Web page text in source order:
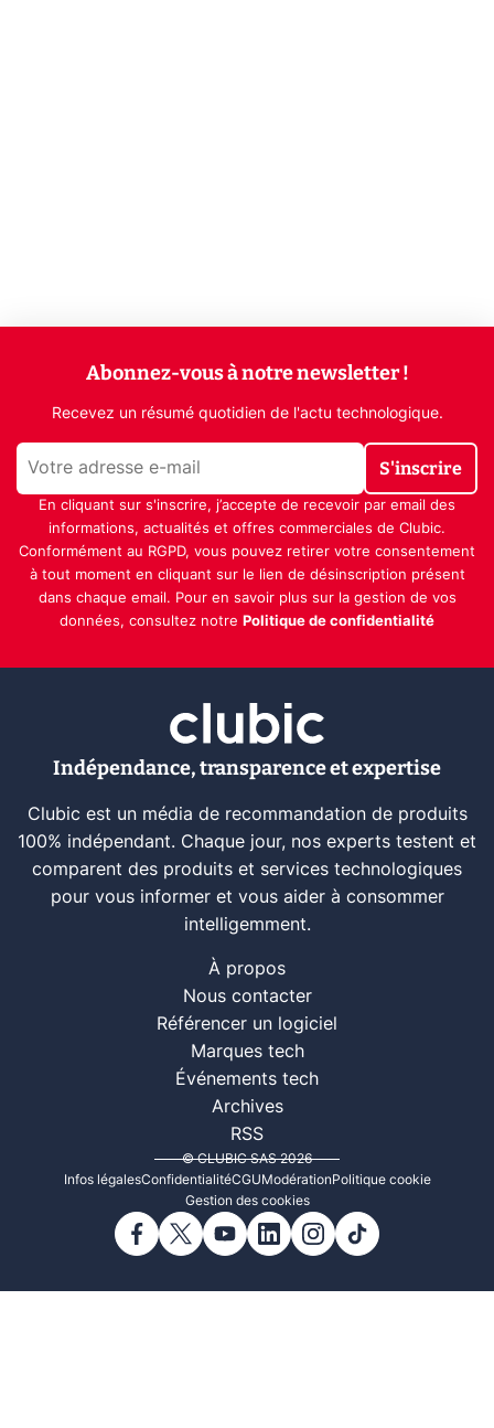
Abonnez-vous à notre newsletter !
Recevez un résumé quotidien de l'actu technologique.
S'inscrire
En cliquant sur s'inscrire, j’accepte de recevoir par email des
informations, actualités et offres commerciales de Clubic.
Conformément au RGPD, vous pouvez retirer votre consentement
à tout moment en cliquant sur le lien de désinscription présent
dans chaque email. Pour en savoir plus sur la gestion de vos
données, consultez notre Politique de confidentialité
Indépendance, transparence et expertise
Clubic est un média de recommandation de produits
100% indépendant. Chaque jour, nos experts testent et
comparent des produits et services technologiques
pour vous informer et vous aider à consommer
intelligemment.
À propos
Nous contacter
Référencer un logiciel
Marques tech
Événements tech
Archives
RSS
© CLUBIC SAS 2026
Infos légalesConfidentialitéCGUModérationPolitique cookie
Gestion des cookies